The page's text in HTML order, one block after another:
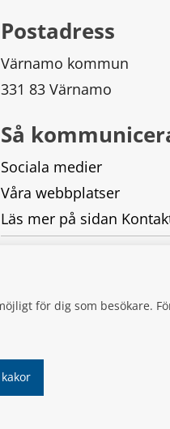
för dig som besökare.
Postadress
Värnamo kommun
331 83 Värnamo
Så
Sociala medier
Våra webbplatser
Läs mer på sidan